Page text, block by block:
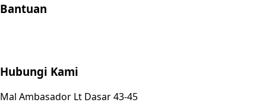
Bantuan
Hubungi Kami
Mal Ambasador Lt Dasar 43-45